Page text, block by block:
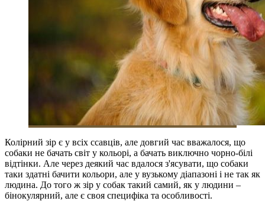
Колірний зір є у всіх ссавців, але довгий час вважалося, що
собаки не бачать світ у кольорі, а бачать виключно чорно-білі
відтінки. Але через деякий час вдалося з'ясувати, що собаки
таки здатні бачити кольори, але у вузькому діапазоні і не так як
людина. До того ж зір у собак такий самий, як у людини –
бінокулярний, але є своя специфіка та особливості.